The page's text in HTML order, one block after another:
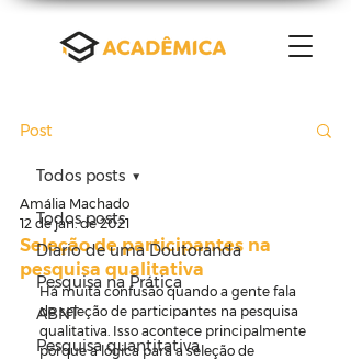
Post
Todos posts
Diario de uma Doutoranda
Pesquisa na Prática
ABNT
Pesquisa quantitativa
Todos posts
Seleção de participantes na
pesquisa qualitativa
Amália Machado
12 de jan. de 2021
Há muita confusão quando a gente fala
de seleção de participantes na pesquisa
qualitativa. Isso acontece principalmente
porque a lógica para a seleção de